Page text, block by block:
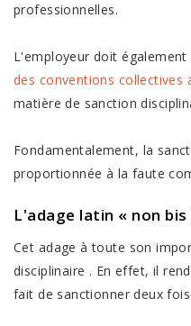
professionnelles.
L'employeur doit
des conventions collectives
matière de sanction
Fondamentalement, la
proportionnée à la faute
L'adage latin « non bis
Cet adage à toute son
disciplinaire . En effet, il
fait de sanctionner deux